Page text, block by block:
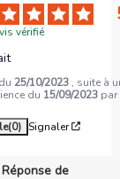
vérifié
25/10/2023 , suite à
du 15/09/2023 par
(0) Signaler
Réponse de